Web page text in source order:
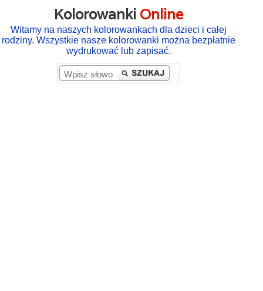
Kolorowanki Online
Witamy na naszych kolorowankach dla dzieci i całej
rodziny. Wszystkie nasze kolorowanki można bezpłatnie
wydrukować lub zapisać.